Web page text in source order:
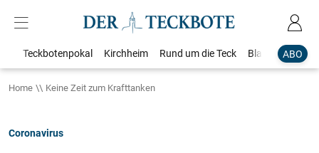
ABO
Teckbotenpokal Kirchheim Rund um die Teck Blaulicht
Home Keine Zeit zum Krafttanken
Coronavirus